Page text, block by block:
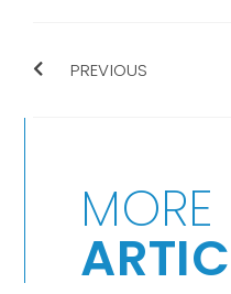
PREVIOUS
MORE